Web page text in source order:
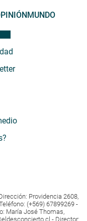
MUNDO
Providencia 2608,
(+569) 67899269 -
María José Thomas,
- Director: